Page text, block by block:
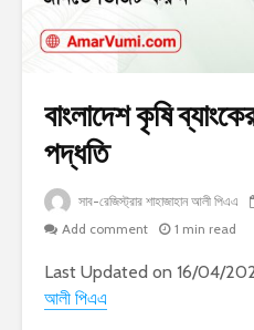
বাংলাদেশ কৃষি
পদ্ধতি
সাব-রেজিস্ট্রার শাহাজাহান আলী পিএএ
Add comment
1 min read
Last Updated on 16/04/
আলী পিএএ